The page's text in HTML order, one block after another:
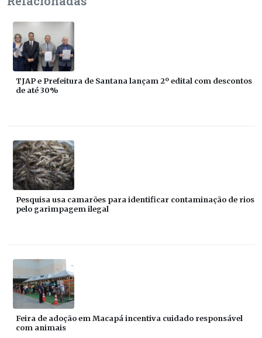
TJAP e Prefeitura de Santana lançam 2º edital com descontos
de até 30%
Pesquisa usa camarões para identificar contaminação de rios
pelo garimpagem ilegal
Feira de adoção em Macapá incentiva cuidado responsável
com animais